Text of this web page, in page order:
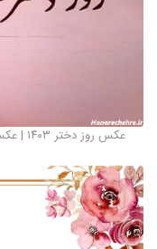
عکس روز دختر ۱۴۰۳ | عکس استوری تبریک + عکس نوشته روز دختر ...